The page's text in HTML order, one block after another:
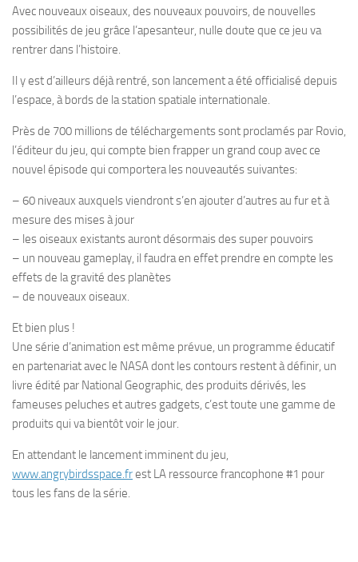
Avec nouveaux oiseaux, des nouveaux pouvoirs, de nouvelles
possibilités de jeu grâce l’apesanteur, nulle doute que ce jeu va
rentrer dans l’histoire.
Il y est d’ailleurs déjà rentré, son lancement a été officialisé depuis
l’espace, à bords de la station spatiale internationale.
Près de 700 millions de téléchargements sont proclamés par Rovio,
l’éditeur du jeu, qui compte bien frapper un grand coup avec ce
nouvel épisode qui comportera les nouveautés suivantes:
– 60 niveaux auxquels viendront s’en ajouter d’autres au fur et à
mesure des mises à jour
– les oiseaux existants auront désormais des super pouvoirs
– un nouveau gameplay, il faudra en effet prendre en compte les
effets de la gravité des planètes
– de nouveaux oiseaux.
Et bien plus !
Une série d’animation est même prévue, un programme éducatif
en partenariat avec le NASA dont les contours restent à définir, un
livre édité par National Geographic, des produits dérivés, les
fameuses peluches et autres gadgets, c’est toute une gamme de
produits qui va bientôt voir le jour.
En attendant le lancement imminent du jeu,
www.angrybirdsspace.frest LA ressource francophone #1 pour
tous les fans de la série.